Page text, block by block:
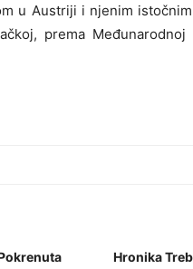
u Austriji i njenim
prema
Hronika